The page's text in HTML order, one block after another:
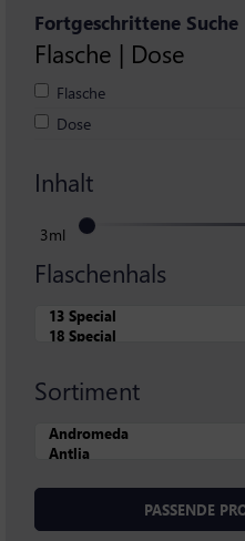
Fortgeschrittene Suche
Flasche | Dose
Flasche
Dose
3ml
Inhalt
Flaschenhals
Sortiment